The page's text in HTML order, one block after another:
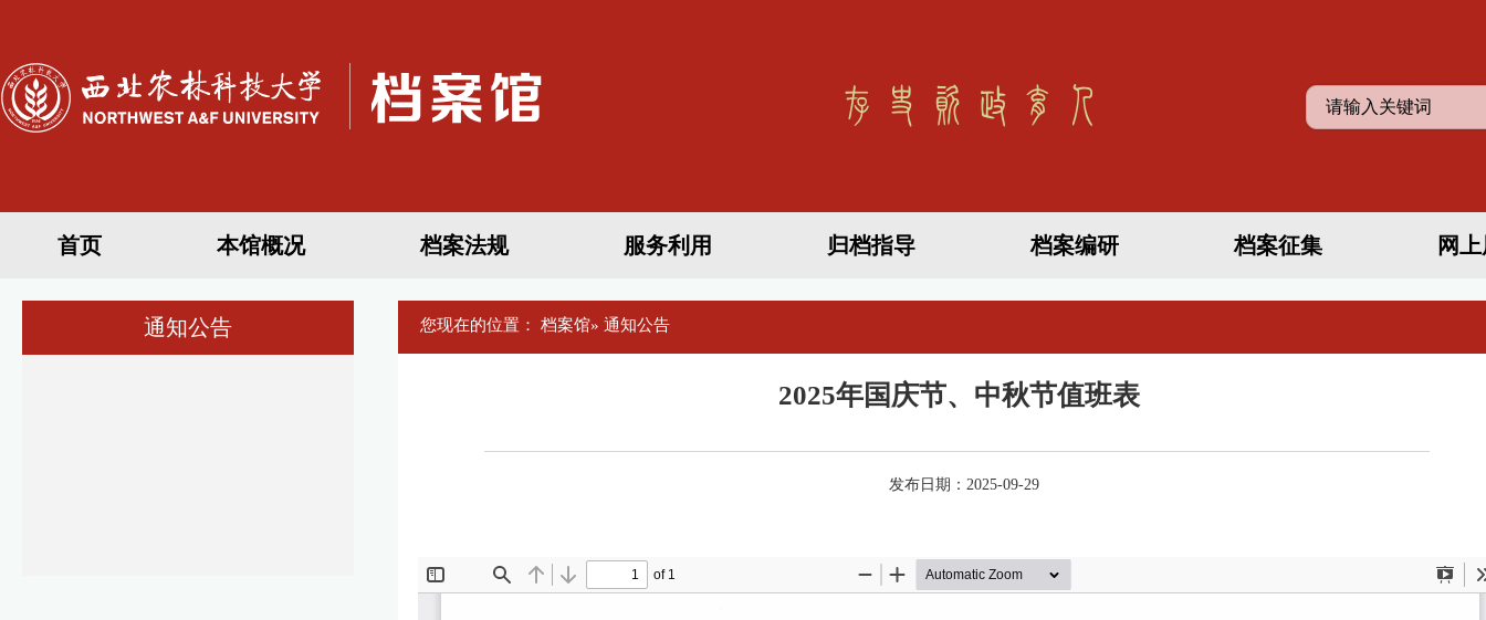
首页 本馆概况 档案法规 服务利用 归档指导 档案编研 档案征集 网
通知公告 您现在的位置： 档案馆» 通知公告
2025年国庆节、中秋节值班表
发布日期：2025-09-29